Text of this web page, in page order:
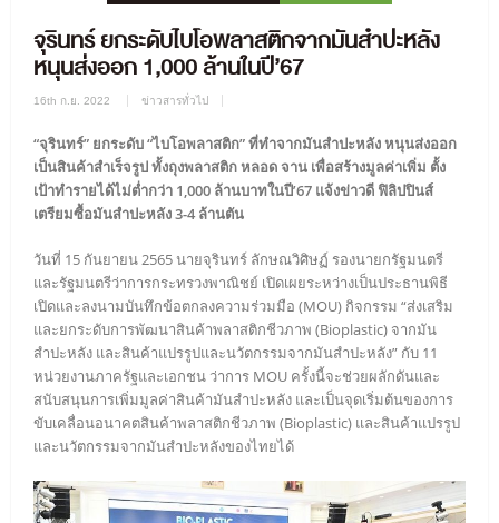
จุรินทร์ ยกระดับไบโอพลาสติกจากมันสำปะหลัง
หนุนส่งออก 1,000 ล้านในปี’67
16th ก.ย. 2022 ข่าวสารทั่วไป
“จุรินทร์” ยกระดับ “ไบโอพลาสติก” ที่ทำจากมันสำปะหลัง หนุนส่งออก
เป็นสินค้าสำเร็จรูป ทั้งถุงพลาสติก หลอด จาน เพื่อสร้างมูลค่าเพิ่ม ตั้ง
เป้าทำรายได้ไม่ต่ำกว่า 1,000 ล้านบาทในปี’67 แจ้งข่าวดี ฟิลิปปินส์
เตรียมซื้อมันสำปะหลัง 3-4 ล้านตัน
วันที่ 15 กันยายน 2565 นายจุรินทร์ ลักษณวิศิษฏ์ รองนายกรัฐมนตรี
และรัฐมนตรีว่าการกระทรวงพาณิชย์ เปิดเผยระหว่างเป็นประธานพิธี
เปิดและลงนามบันทึกข้อตกลงความร่วมมือ (MOU) กิจกรรม “ส่งเสริม
และยกระดับการพัฒนาสินค้าพลาสติกชีวภาพ (Bioplastic) จากมัน
สำปะหลัง และสินค้าแปรรูปและนวัตกรรมจากมันสำปะหลัง” กับ 11
หน่วยงานภาครัฐและเอกชน ว่าการ MOU ครั้งนี้จะช่วยผลักดันและ
สนับสนุนการเพิ่มมูลค่าสินค้ามันสำปะหลัง และเป็นจุดเริ่มต้นของการ
ขับเคลื่อนอนาคตสินค้าพลาสติกชีวภาพ (Bioplastic) และสินค้าแปรรูป
และนวัตกรรมจากมันสำปะหลังของไทยได้